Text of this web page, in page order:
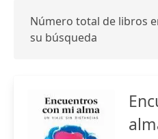
Número total de libros
su búsqueda